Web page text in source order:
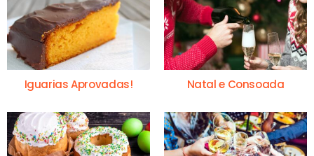
Iguarias Aprovadas! Natal e Consoada